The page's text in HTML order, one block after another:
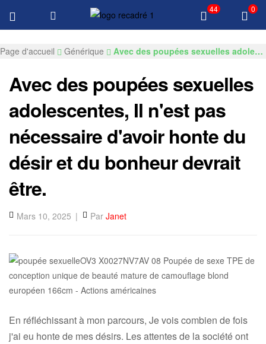
GKSEXDOLL.COM
44 0
Livraison GRATUITE $100 Tous les produits
Page d'accueil Générique Avec des poupées sexuelles adolescentes, Il n'est pas nécessaire d'avoir honte du désir et du bonheur devrait être.
Avec des poupées sexuelles
adolescentes, Il n'est pas
nécessaire d'avoir honte du
désir et du bonheur devrait
être.
Mars 10, 2025 Par Janet
En réfléchissant à mon parcours, Je vois combien de fois
j'ai eu honte de mes désirs. Les attentes de la société ont